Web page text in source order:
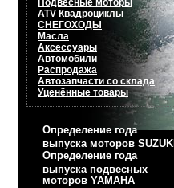
Подвесные моторы
ATV Квадроциклы
СНЕГОХОДЫ
Масла
Аксессуары
Автомобили
Распродажа
Автозапчасти со склада
Уценённые товары
Определение года
выпуска моторов SUZUKI
Определение года
выпуска подвесных
моторов YAMAHA